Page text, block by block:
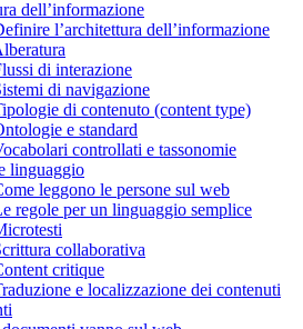
dell’informazione
l’architettura dell’informazione
di interazione
di navigazione
di contenuto (content type)
e standard
controllati e tassonomie
linguaggio
leggono le persone sul web
regole per un linguaggio semplice
collaborativa
critique
e localizzazione dei contenuti